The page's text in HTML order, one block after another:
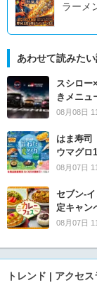
ラーメ
あわせて読みた
スシロー
きメニュ
08月08日
はま寿司
ウマグロ
08月07日
セブン‐
定キャン
08月07日
トレンド | アクセ